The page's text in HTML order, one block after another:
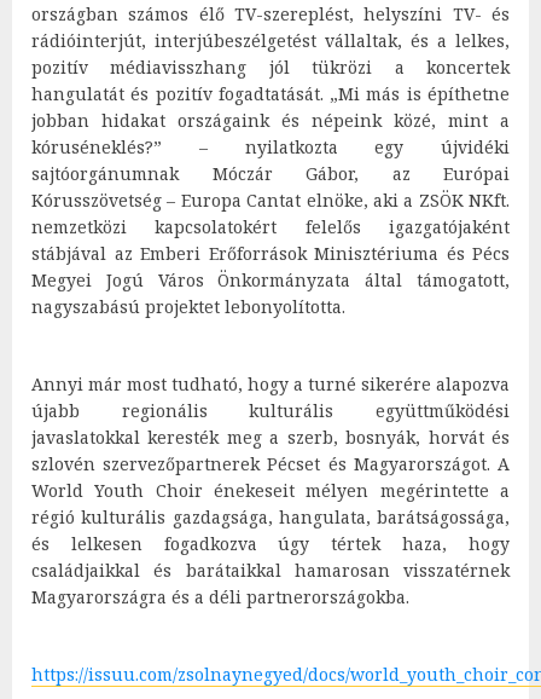
országban számos élő TV-szereplést, helyszíni TV- és
rádióinterjút, interjúbeszélgetést vállaltak, és a lelkes,
pozitív médiavisszhang jól tükrözi a koncertek
hangulatát és pozitív fogadtatását. „Mi más is építhetne
jobban hidakat országaink és népeink közé, mint a
kóruséneklés?” – nyilatkozta egy újvidéki
sajtóorgánumnak Móczár Gábor, az Európai
Kórusszövetség – Europa Cantat elnöke, aki a ZSÖK NKft.
nemzetközi kapcsolatokért felelős igazgatójaként
stábjával az Emberi Erőforrások Minisztériuma és Pécs
Megyei Jogú Város Önkormányzata által támogatott,
nagyszabású projektet lebonyolította.
Annyi már most tudható, hogy a turné sikerére alapozva
újabb regionális kulturális együttműködési
javaslatokkal keresték meg a szerb, bosnyák, horvát és
szlovén szervezőpartnerek Pécset és Magyarországot. A
World Youth Choir énekeseit mélyen megérintette a
régió kulturális gazdagsága, hangulata, barátságossága,
és lelkesen fogadkozva úgy tértek haza, hogy
családjaikkal és barátaikkal hamarosan visszatérnek
Magyarországra és a déli partnerországokba.
https://issuu.com/zsolnaynegyed/docs/